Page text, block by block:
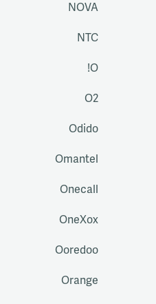
NOVA
NTC
O!
O2
Odido
Omantel
Onecall
OneXox
Ooredoo
Orange